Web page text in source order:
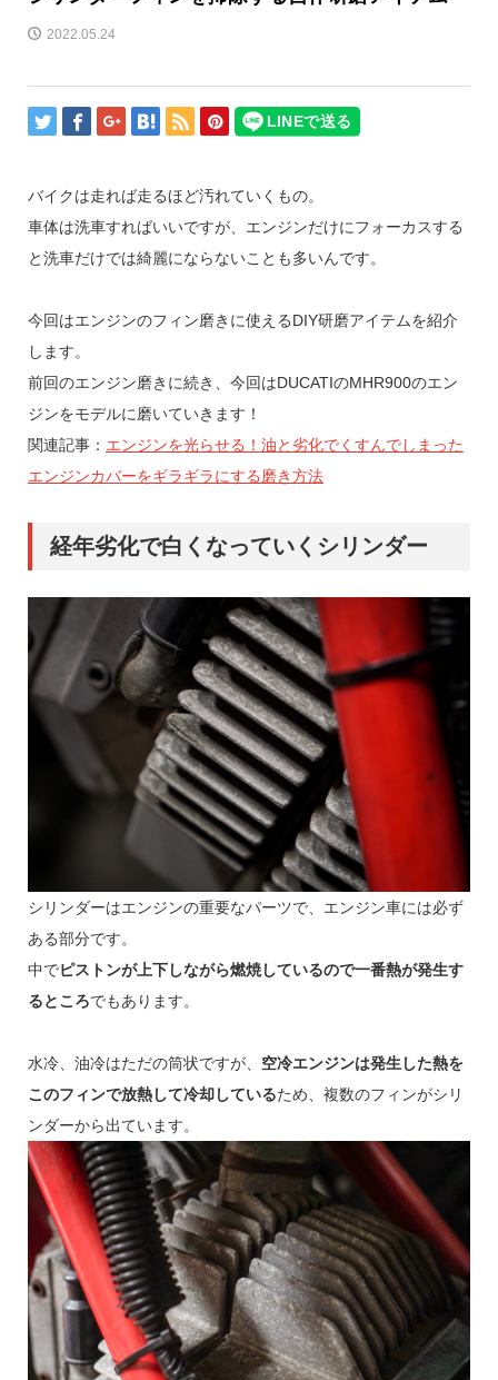
2022.05.24
バイクは走れば走るほど汚れていくもの。
車体は洗車すればいいですが、エンジンだけにフォーカスする
と洗車だけでは綺麗にならないことも多いんです。
今回はエンジンのフィン磨きに使えるDIY研磨アイテムを紹介
します。
前回のエンジン磨きに続き、今回はDUCATIのMHR900のエン
ジンをモデルに磨いていきます！
関連記事： エンジンを光らせる！油と劣化でくすんでしまった
エンジンカバーをギラギラにする磨き方法
経年劣化で白くなっていくシリンダー
シリンダーはエンジンの重要なパーツで、エンジン車には必ず
ある部分です。
中でピストンが上下しながら燃焼しているので一番熱が発生す
るところでもあります。
水冷、油冷はただの筒状ですが、 空冷エンジンは発生した熱を
このフィンで放熱して冷却しているため、複数のフィンがシリ
ンダーから出ています。